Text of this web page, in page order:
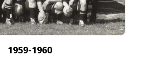
1959-1960